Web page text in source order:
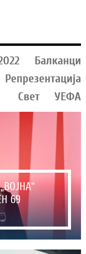
Балканци
Репрезентација
Свет
УЕФА
69